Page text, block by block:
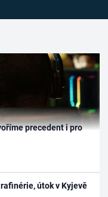
precedent i pro
útok v Kyjevě